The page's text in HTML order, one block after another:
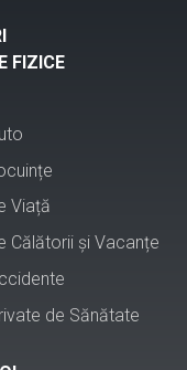
FIZICE
Viață
Călătorii și Vacanțe
de Sănătate